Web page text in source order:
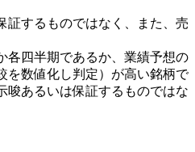
証するものではなく、また、売
各四半期であるか、業績予想の
を数値化し判定）が高い銘柄で
唆あるいは保証するものではな